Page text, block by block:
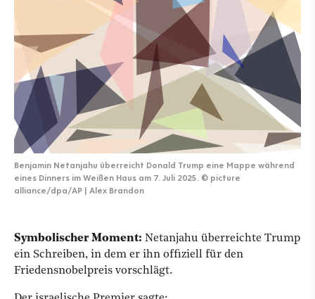
Benjamin Netanjahu überreicht Donald Trump eine Mappe während
eines Dinners im Weißen Haus am 7. Juli 2025. © picture
alliance/dpa/AP | Alex Brandon
Symbolischer Moment: Netanjahu überreichte Trump
ein Schreiben, in dem er ihn offiziell für den
Friedensnobelpreis vorschlägt.